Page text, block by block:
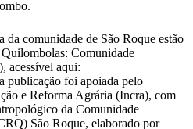
da comunidade de São Roque estão
Comunidade
acessível aqui:
publicação foi apoiada pelo
e Reforma Agrária (Incra), com
da Comunidade
São Roque, elaborado por